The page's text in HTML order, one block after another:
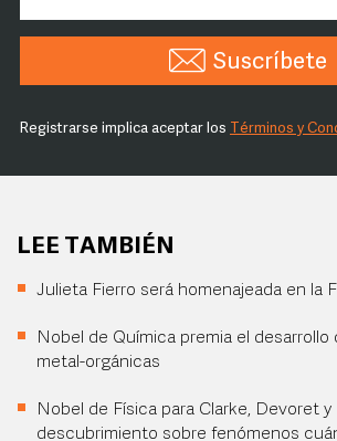
Suscríbete
Registrarse implica aceptar los Términos y
LEE TAMBIÉN
Julieta Fierro será homenajeada en la
Nobel de Química premia el
metal-orgánicas
Nobel de Física para Clarke, Devoret
descubrimiento sobre fenómenos